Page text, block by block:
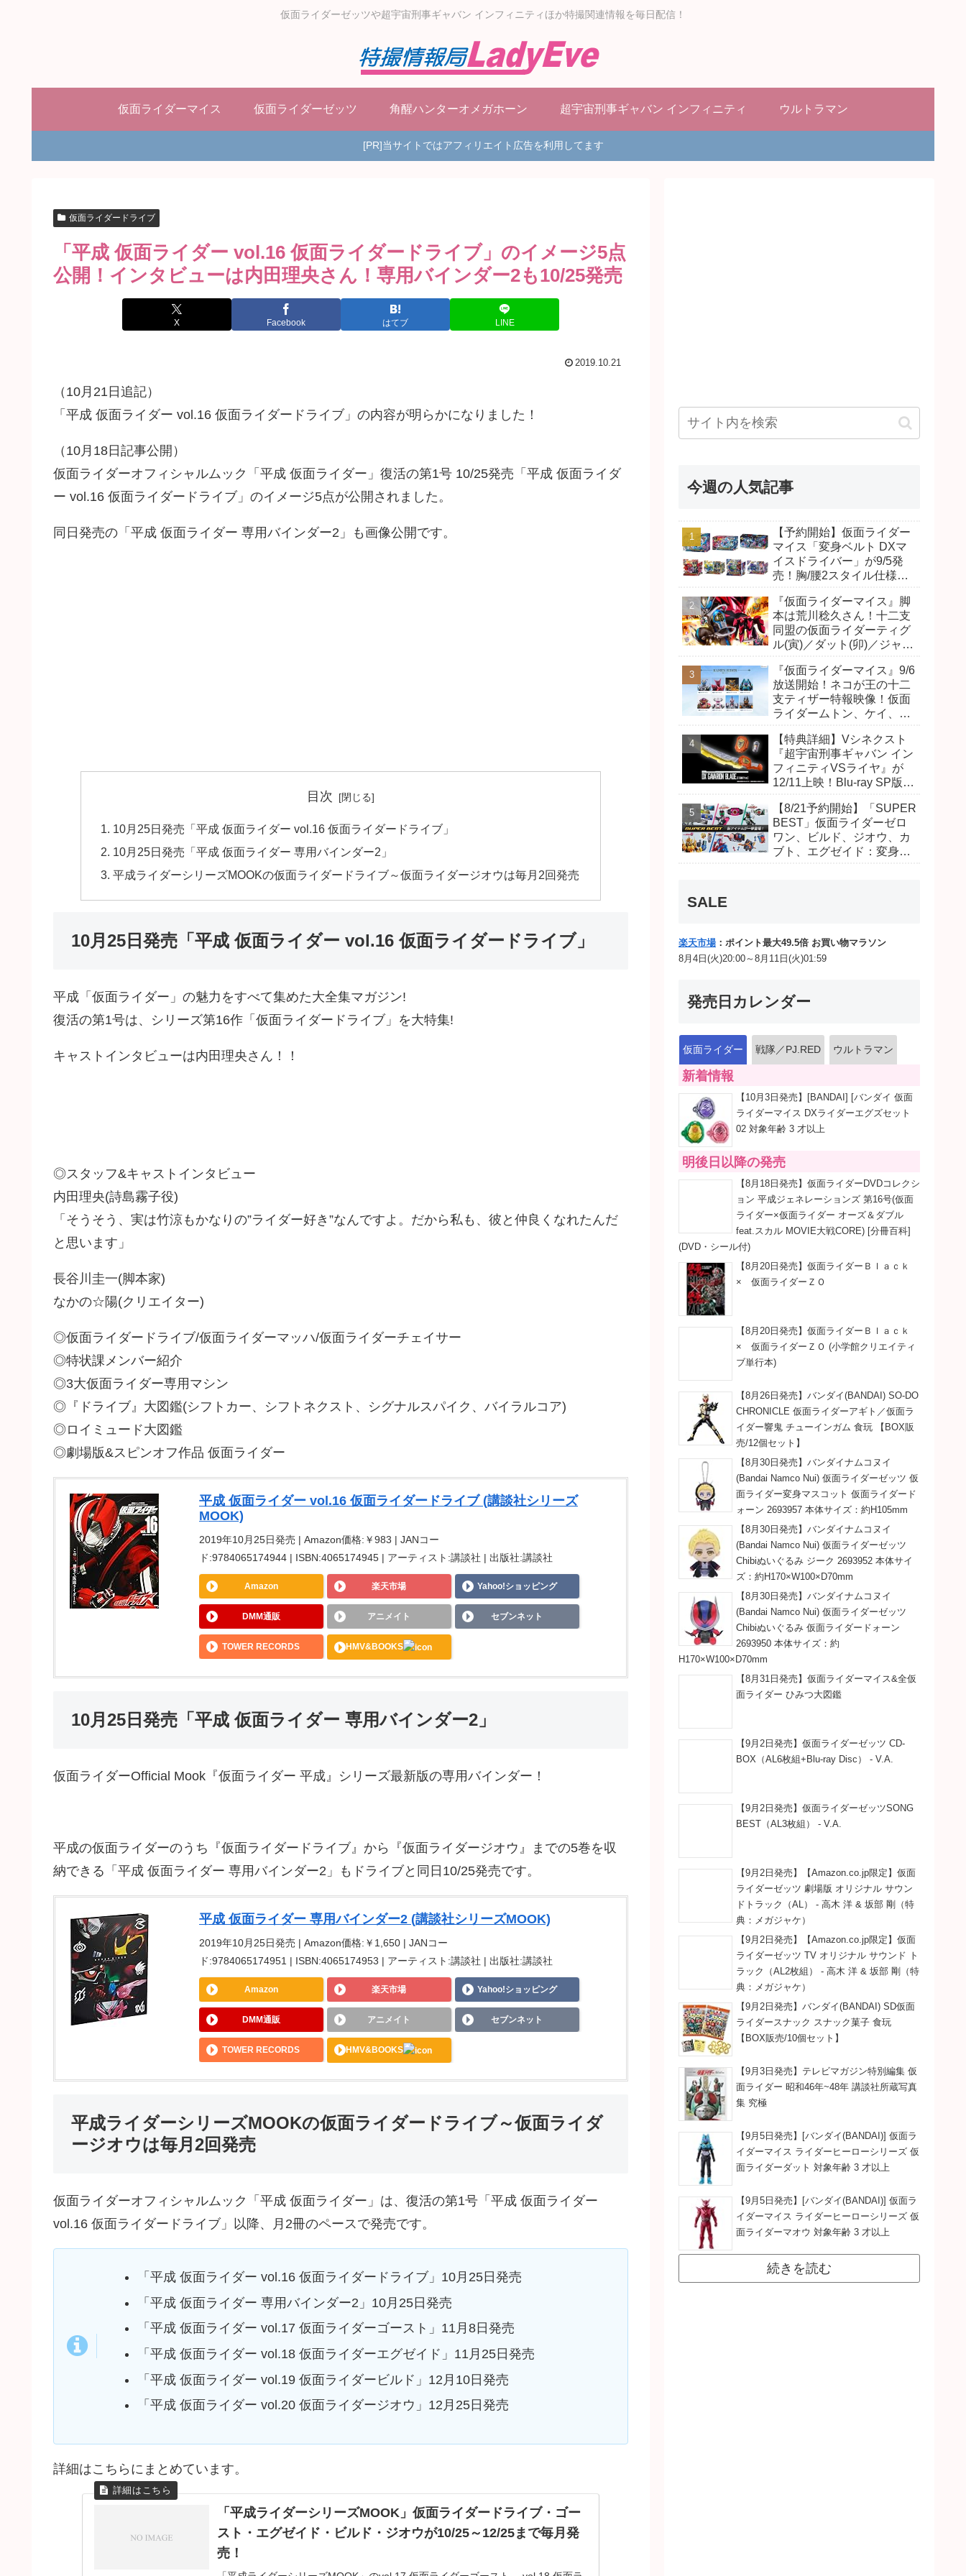
仮面ライダーゼッツや超宇宙刑事ギャバン インフィニティほか特撮関連情報を毎日配信！
仮面ライダーマイス 仮面ライダーゼッツ 角醒ハンターオメガホーン 超宇宙刑事ギャバン インフィニティ ウルトラマン
[PR]当サイトではアフィリエイト広告を利用してます
仮面ライダードライブ
「平成 仮面ライダー vol.16 仮面ライダードライブ」のイメージ5点
公開！インタビューは内田理央さん！専用バインダー2も10/25発売
X Facebook はてブ LINE
2019.10.21
（10月21日追記）
「平成 仮面ライダー vol.16 仮面ライダードライブ」の内容が明らかになりました！
（10月18日記事公開）
仮面ライダーオフィシャルムック「平成 仮面ライダー」復活の第1号 10/25発売「平成 仮面ライダ
ー vol.16 仮面ライダードライブ」のイメージ5点が公開されました。
同日発売の「平成 仮面ライダー 専用バインダー2」も画像公開です。
目次
10月25日発売「平成 仮面ライダー vol.16 仮面ライダードライブ」
10月25日発売「平成 仮面ライダー 専用バインダー2」
平成ライダーシリーズMOOKの仮面ライダードライブ～仮面ライダージオウは毎月2回発売
10月25日発売「平成 仮面ライダー vol.16 仮面ライダードライブ」
平成「仮面ライダー」の魅力をすべて集めた大全集マガジン!
復活の第1号は、シリーズ第16作「仮面ライダードライブ」を大特集!
キャストインタビューは内田理央さん！！
◎スタッフ&キャストインタビュー
内田理央(詩島霧子役)
「そうそう、実は竹涼もかなりの”ライダー好き”なんですよ。だから私も、彼と仲良くなれたんだ
と思います」
長谷川圭一(脚本家)
なかの☆陽(クリエイター)
◎仮面ライダードライブ/仮面ライダーマッハ/仮面ライダーチェイサー
◎特状課メンバー紹介
◎3大仮面ライダー専用マシン
◎『ドライブ』大図鑑(シフトカー、シフトネクスト、シグナルスパイク、バイラルコア)
◎ロイミュード大図鑑
◎劇場版&スピンオフ作品 仮面ライダー
平成 仮面ライダー vol.16 仮面ライダードライブ (講談社シリーズ
MOOK)
2019年10月25日発売 | Amazon価格:￥983 | JANコー
ド:9784065174944 | ISBN:4065174945 | アーティスト:講談社 | 出版社:講談社
Amazon 楽天市場 Yahoo!ショッピング
DMM通販 アニメイト セブンネット
TOWER RECORDS HMV&BOOKS
10月25日発売「平成 仮面ライダー 専用バインダー2」
仮面ライダーOfficial Mook『仮面ライダー 平成』シリーズ最新版の専用バインダー！
平成の仮面ライダーのうち『仮面ライダードライブ』から『仮面ライダージオウ』までの5巻を収
納できる「平成 仮面ライダー 専用バインダー2」もドライブと同日10/25発売です。
平成 仮面ライダー 専用バインダー2 (講談社シリーズMOOK)
2019年10月25日発売 | Amazon価格:￥1,650 | JANコー
ド:9784065174951 | ISBN:4065174953 | アーティスト:講談社 | 出版社:講談社
Amazon 楽天市場 Yahoo!ショッピング
DMM通販 アニメイト セブンネット
TOWER RECORDS HMV&BOOKS
平成ライダーシリーズMOOKの仮面ライダードライブ～仮面ライダ
ージオウは毎月2回発売
仮面ライダーオフィシャルムック「平成 仮面ライダー」は、復活の第1号「平成 仮面ライダー
vol.16 仮面ライダードライブ」以降、月2冊のペースで発売です。
「平成 仮面ライダー vol.16 仮面ライダードライブ」10月25日発売
「平成 仮面ライダー 専用バインダー2」10月25日発売
「平成 仮面ライダー vol.17 仮面ライダーゴースト」11月8日発売
「平成 仮面ライダー vol.18 仮面ライダーエグゼイド」11月25日発売
「平成 仮面ライダー vol.19 仮面ライダービルド」12月10日発売
「平成 仮面ライダー vol.20 仮面ライダージオウ」12月25日発売
詳細はこちらにまとめています。
「平成ライダーシリーズMOOK」仮面ライダードライブ・ゴー
スト・エグゼイド・ビルド・ジオウが10/25～12/25まで毎月発
売！
今週の人気記事
【予約開始】仮面ライダー
マイス「変身ベルト DXマ
イスドライバー」が9/5発
売！胸/腰2スタイル仕様！
ッシュ、ジャオ/バイト、ケ
イ/ショットボーンバックル
も！
『仮面ライダーマイス』脚
本は荒川稔久さん！十二支
同盟の仮面ライダーティグ
ル(寅)／ダット(卯)／ジャオ
尾達臣のキャストが発表！
トリガーのアキト金子隼也
さんも変身！
『仮面ライダーマイス』9/6
放送開始！ネコが王の十二
支ティザー特報映像！仮面
ライダームトン、ケイ、ヴ
開！ライダーは子丑寅卯辰
巳午未申酉戌亥猫猫の14
人⁉
【特典詳細】Vシネクスト
『超宇宙刑事ギャバン イン
フィニティVSライヤ』が
12/11上映！Blu-ray SP版は
(エタニティver.)」「ユカイ
ダーエモルギー」ほか豪華
特典付き！
【8/21予約開始】「SUPER
BEST」仮面ライダーゼロ
ワン、ビルド、ジオウ、カ
ブト、エグゼイド：変身ベ
SALE
楽天市場 ：ポイント最大49.5倍 お買い物マラソン
8月4日(火)20:00～8月11日(火)01:59
発売日カレンダー
仮面ライダー 戦隊／PJ.RED ウルトラマン
新着情報
【10月3日発売】[BANDAI] [バンダイ 仮面
ライダーマイス DXライダーエグズセット
02 対象年齢 3 才以上
明後日以降の発売
【8月18日発売】仮面ライダーDVDコレクシ
ョン 平成ジェネレーションズ 第16号(仮面
ライダー×仮面ライダー オーズ＆ダブル
feat.スカル MOVIE大戦CORE) [分冊百科]
(DVD・シール付)
【8月20日発売】仮面ライダーＢｌａｃｋ
× 仮面ライダーＺＯ
【8月20日発売】仮面ライダーＢｌａｃｋ
× 仮面ライダーＺＯ (小学館クリエイティ
ブ単行本)
【8月26日発売】バンダイ(BANDAI) SO-DO
CHRONICLE 仮面ライダーアギト／仮面ラ
イダー響鬼 チューインガム 食玩 【BOX販
売/12個セット】
【8月30日発売】バンダイナムコヌイ
(Bandai Namco Nui) 仮面ライダーゼッツ 仮
面ライダー変身マスコット 仮面ライダード
ォーン 2693957 本体サイズ：約H105mm
【8月30日発売】バンダイナムコヌイ
(Bandai Namco Nui) 仮面ライダーゼッツ
Chibiぬいぐるみ ジーク 2693952 本体サイ
ズ：約H170×W100×D70mm
【8月30日発売】バンダイナムコヌイ
(Bandai Namco Nui) 仮面ライダーゼッツ
Chibiぬいぐるみ 仮面ライダードォーン
2693950 本体サイズ：約
H170×W100×D70mm
【8月31日発売】仮面ライダーマイス&全仮
面ライダー ひみつ大図鑑
【9月2日発売】仮面ライダーゼッツ CD-
BOX（AL6枚組+Blu-ray Disc） - V.A.
【9月2日発売】仮面ライダーゼッツSONG
BEST（AL3枚組） - V.A.
【9月2日発売】【Amazon.co.jp限定】仮面
ライダーゼッツ 劇場版 オリジナル サウン
ドトラック（AL） - 高木 洋 & 坂部 剛（特
典：メガジャケ）
【9月2日発売】【Amazon.co.jp限定】仮面
ライダーゼッツ TV オリジナル サウンド ト
ラック（AL2枚組） - 高木 洋 & 坂部 剛（特
典：メガジャケ）
【9月2日発売】バンダイ(BANDAI) SD仮面
ライダースナック スナック菓子 食玩
【BOX販売/10個セット】
【9月3日発売】テレビマガジン特別編集 仮
面ライダー 昭和46年~48年 講談社所蔵写真
集 究極
【9月5日発売】[バンダイ(BANDAI)] 仮面ラ
イダーマイス ライダーヒーローシリーズ 仮
面ライダーダット 対象年齢 3 才以上
【9月5日発売】[バンダイ(BANDAI)] 仮面ラ
イダーマイス ライダーヒーローシリーズ 仮
面ライダーマオウ 対象年齢 3 才以上
続きを読む